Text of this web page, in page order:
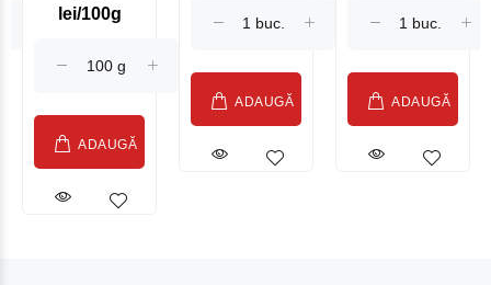
Sublime Cow
lei/100g
ADAUGĂ
ADAUGĂ ADAUGĂ